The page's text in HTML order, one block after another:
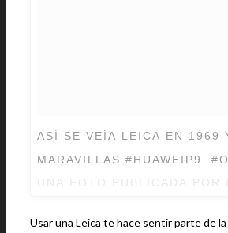
ASÍ SE VEÍA LEICA EN 1969
MARAVILLAS #HUAWEIP9.
Usar una Leica te hace sentir parte de